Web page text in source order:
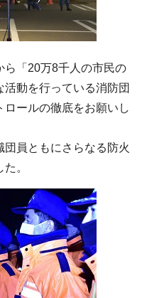
「20万8千人の市民の
動を行っている消防団
ールの徹底をお願いし
員ともにさらなる防火
。